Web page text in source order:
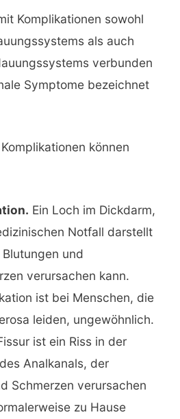
Komplikationen sowohl
als auch
verbunden
Symptome bezeichnet
können
Ein Loch im Dickdarm,
Notfall darstellt
und
verursachen kann.
ist bei Menschen, die
leiden, ungewöhnlich.
ist ein Riss in der
Analkanals, der
Schmerzen verursachen
zu Hause